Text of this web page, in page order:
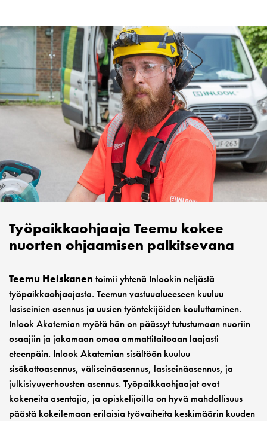
Työpaikkaohjaaja Teemu kokee
nuorten ohjaamisen palkitsevana
Teemu Heiskanen toimii yhtenä Inlookin neljästä
työpaikkaohjaajasta. Teemun vastuualueeseen kuuluu
lasiseinien asennus ja uusien työntekijöiden kouluttaminen.
Inlook Akatemian myötä hän on päässyt tutustumaan nuoriin
osaajiin ja jakamaan omaa ammattitaitoaan laajasti
eteenpäin. Inlook Akatemian sisältöön kuuluu
sisäkattoasennus, väliseinäasennus, lasiseinäasennus, ja
julkisivuverhousten asennus. Työpaikkaohjaajat ovat
kokeneita asentajia, ja opiskelijoilla on hyvä mahdollisuus
päästä kokeilemaan erilaisia työvaiheita keskimäärin kuuden